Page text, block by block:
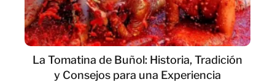
La Tomatina de Buñol: Historia, Tradición
y Consejos para una Experiencia